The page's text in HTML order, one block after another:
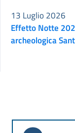
Effetto Notte
archeologica
13 Luglio 2026